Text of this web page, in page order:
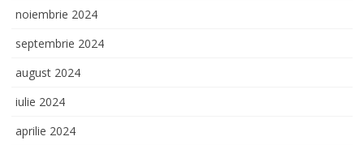
noiembrie 2024
septembrie 2024
august 2024
iulie 2024
aprilie 2024